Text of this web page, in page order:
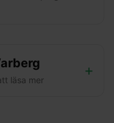
läsa mer
+